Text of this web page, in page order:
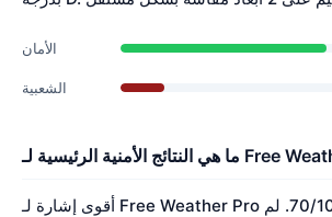
الأمان
الشعبية
أقوى إشارة لـ Free Weather Pro هي الأمان بدرجة 70/100. لم